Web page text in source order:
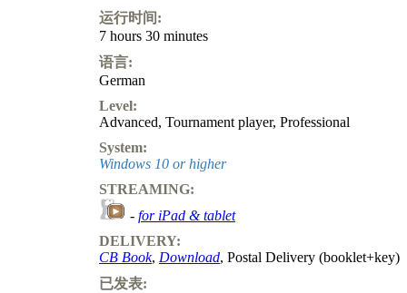
运行时间:
7 hours 30 minutes
语言:
German
Level:
Advanced, Tournament player, Professional
System:
Windows 10 or higher
STREAMING:
- for iPad & tablet
DELIVERY:
CB Book, Download, Postal Delivery (booklet+key)
已发表: